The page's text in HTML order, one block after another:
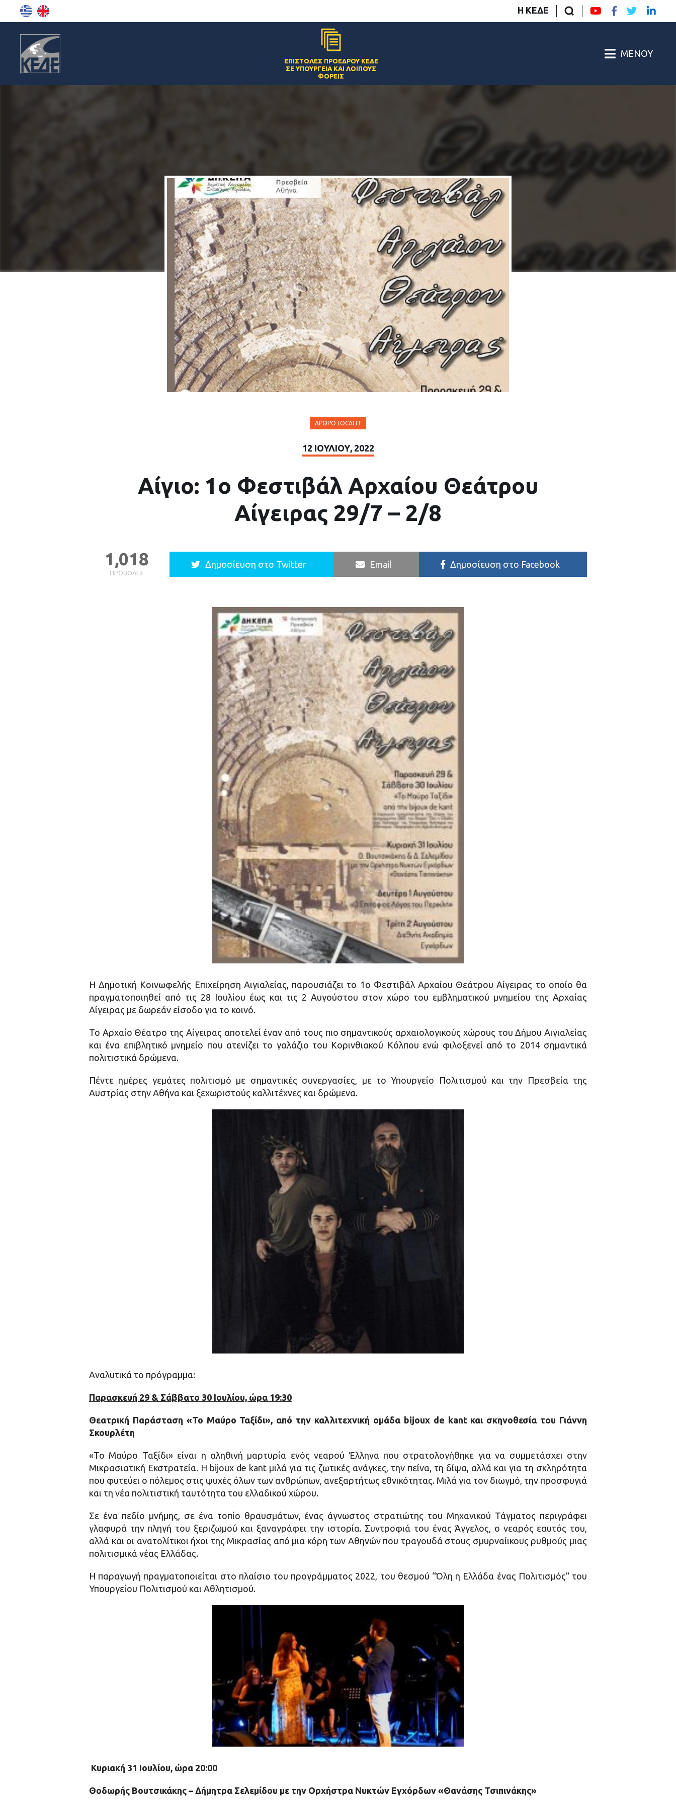
Η ΚΕΔΕ
ΕΠΙΣΤΟΛΈΣ ΠΡΟΈΔΡΟΥ ΚΕΔΕ
ΣΕ ΥΠΟΥΡΓΕΊΑ ΚΑΙ ΛΟΙΠΟΎΣ
ΦΟΡΕΊΣ
ΜΕΝΟΎ
ΆΡΘΡΟ LOCALIT
12 ΙΟΥΛΊΟΥ, 2022
Αίγιο: 1ο Φεστιβάλ Αρχαίου Θεάτρου
Αίγειρας 29/7 – 2/8
ΠΡΟΒΟΛΈΣ
1,018 Δημοσίευση στο Twitter Email Δημοσίευση στο Facebook
Η Δημοτική Κοινωφελής Επιχείρηση Αιγιαλείας, παρουσιάζει το 1ο Φεστιβάλ Αρχαίου Θεάτρου Αίγειρας το οποίο θα
πραγματοποιηθεί από τις 28 Ιουλίου έως και τις 2 Αυγούστου στον χώρο του εμβληματικού μνημείου της Αρχαίας
Αίγειρας με δωρεάν είσοδο για το κοινό.
Το Αρχαίο Θέατρο της Αίγειρας αποτελεί έναν από τους πιο σημαντικούς αρχαιολογικούς χώρους του Δήμου Αιγιαλείας
και ένα επιβλητικό μνημείο που ατενίζει το γαλάζιο του Κορινθιακού Κόλπου ενώ φιλοξενεί από το 2014 σημαντικά
πολιτιστικά δρώμενα.
Πέντε ημέρες γεμάτες πολιτισμό με σημαντικές συνεργασίες, με το Υπουργείο Πολιτισμού και την Πρεσβεία της
Αυστρίας στην Αθήνα και ξεχωριστούς καλλιτέχνες και δρώμενα.
Αναλυτικά το πρόγραμμα:
Παρασκευή 29 & Σάββατο 30 Ιουλίου, ώρα 19:30
Θεατρική Παράσταση «Το Μαύρο Ταξίδι», από την καλλιτεχνική ομάδα bijoux de kant και σκηνοθεσία του Γιάννη
Σκουρλέτη
«Το Μαύρο Ταξίδι» είναι η αληθινή μαρτυρία ενός νεαρού Έλληνα που στρατολογήθηκε για να συμμετάσχει στην
Μικρασιατική Εκστρατεία. Η bijoux de kant μιλά για τις ζωτικές ανάγκες, την πείνα, τη δίψα, αλλά και για τη σκληρότητα
που φυτεύει ο πόλεμος στις ψυχές όλων των ανθρώπων, ανεξαρτήτως εθνικότητας. Μιλά για τον διωγμό, την προσφυγιά
και τη νέα πολιτιστική ταυτότητα του ελλαδικού χώρου.
Σε ένα πεδίο μνήμης, σε ένα τοπίο θραυσμάτων, ένας άγνωστος στρατιώτης του Μηχανικού Τάγματος περιγράφει
γλαφυρά την πληγή του ξεριζωμού και ξαναγράφει την ιστορία. Συντροφιά του ένας Άγγελος, ο νεαρός εαυτός του,
αλλά και οι ανατολίτικοι ήχοι της Μικρασίας από μια κόρη των Αθηνών που τραγουδά στους σμυρναίικους ρυθμούς μιας
πολιτισμικά νέας Ελλάδας.
Η παραγωγή πραγματοποιείται στο πλαίσιο του προγράμματος 2022, του θεσμού “Όλη η Ελλάδα ένας Πολιτισμός” του
Υπουργείου Πολιτισμού και Αθλητισμού.
Κυριακή 31 Ιουλίου, ώρα 20:00
Θοδωρής Βουτσικάκης – Δήμητρα Σελεμίδου με την Ορχήστρα Νυκτών Εγχόρδων «Θανάσης Τσιπινάκης»